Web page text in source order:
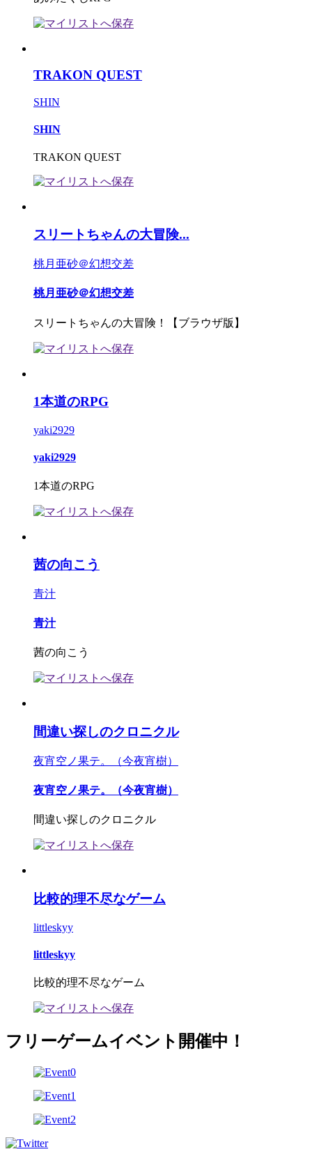
TRAKON QUEST
SHIN
SHIN
TRAKON QUEST
スリートちゃんの大冒険...
桃月亜砂＠幻想交差
桃月亜砂＠幻想交差
スリートちゃんの大冒険！【ブラウザ版】
1本道のRPG
yaki2929
yaki2929
1本道のRPG
茜の向こう
青汁
青汁
茜の向こう
間違い探しのクロニクル
夜宵空ノ果テ。（今夜宵樹）
夜宵空ノ果テ。（今夜宵樹）
間違い探しのクロニクル
比較的理不尽なゲーム
littleskyy
littleskyy
比較的理不尽なゲーム
フリーゲームイベント開催中！